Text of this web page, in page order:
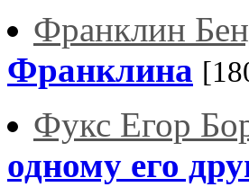
Франклин
Франклина
Фукс Егор
одному его